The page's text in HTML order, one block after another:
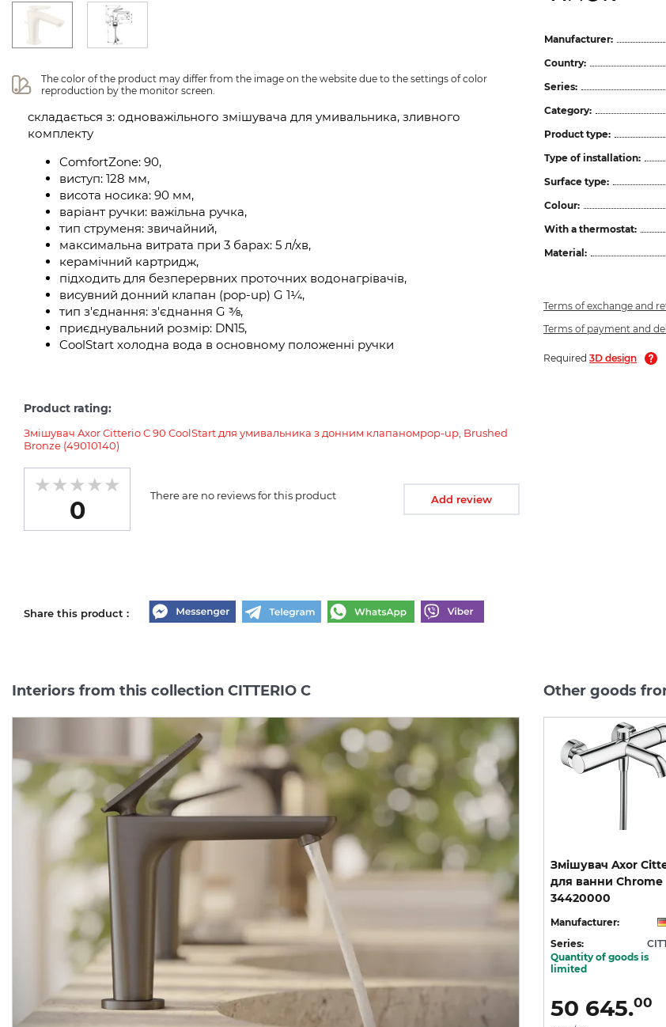
The color of the product may differ from the image on the website due to the settings of color
reproduction by the monitor screen.
складається з: одноважільного змішувача для умивальника, зливного
комплекту
ComfortZone: 90,
виступ: 128 мм,
висота носика: 90 мм,
варіант ручки: важільна ручка,
тип струменя: звичайний,
максимальна витрата при 3 барах: 5 л/хв,
керамічний картридж,
підходить для безперервних проточних водонагрівачів,
висувний донний клапан (pop-up) G 1¼,
тип з'єднання: з'єднання G ⅜,
приєднувальний розмір: DN15,
CoolStart холодна вода в основному положенні ручки
Manufacturer:
Country:
Series:
Category:
Product type:
Type of installation:
Surface type:
Colour:
With a thermostat:
Material:
Terms of exchange and
Terms of payment and
Required 3D design
Product rating:
Змішувач Axor Citterio C 90 CoolStart для умивальника з донним клапаномpop-up, Brushed
Bronze (49010140)
0
There are no reviews for this product Add review
Share this product :
Interiors from this collection CITTERIO C Other goods
Змішувач Axor Citterio C
125 CoolStart для
AXOR
Series:
CITTERIO C
24 289.00
Змішувач Axor Citterio C
125 CoolStart для
Manufacturer:
Series:
CITTERIO C
On order
34 007.
Змішувач Axor Citterio C
125 CoolStart для
Series:
36 436.
Змішувач Axor
для ванни Chrome
34420000
Manufacturer:
Series:
Quantity of goods is
limited
50 645.00